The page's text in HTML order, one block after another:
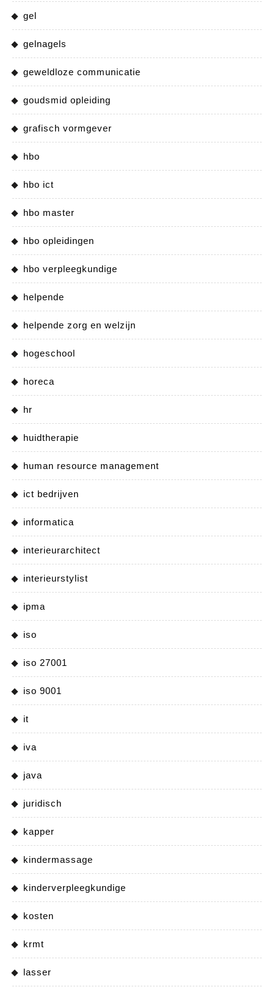
gel
gelnagels
geweldloze communicatie
goudsmid opleiding
grafisch vormgever
hbo
hbo ict
hbo master
hbo opleidingen
hbo verpleegkundige
helpende
helpende zorg en welzijn
hogeschool
horeca
hr
huidtherapie
human resource management
ict bedrijven
informatica
interieurarchitect
interieurstylist
ipma
iso
iso 27001
iso 9001
it
iva
java
juridisch
kapper
kindermassage
kinderverpleegkundige
kosten
krmt
lasser